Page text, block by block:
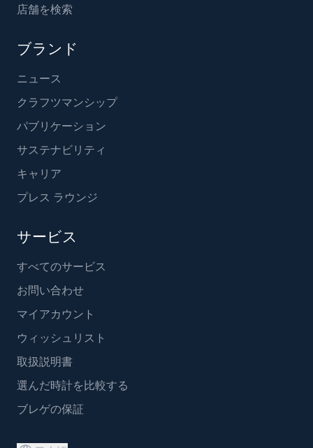
店舗を検索
ブランド
ニュース
クラフツマンシップ
パブリケーション
サステナビリティ
キャリア
プレス ラウンジ
サービス
すべてのサービス
お問い合わせ
マイアカウント
ウィッシュリスト
取扱説明書
選んだ時計を比較する
ブレゲの保証